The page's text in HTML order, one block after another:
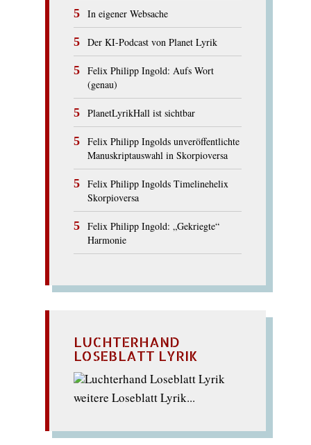
In eigener Websache
Der KI-Podcast von Planet Lyrik
Felix Philipp Ingold: Aufs Wort
(genau)
PlanetLyrikHall ist sichtbar
Felix Philipp Ingolds unveröffentlichte
Manuskriptauswahl in Skorpioversa
Felix Philipp Ingolds Timelinehelix
Skorpioversa
Felix Philipp Ingold: „Gekriegte“
Harmonie
LUCHTERHAND
LOSEBLATT LYRIK
weitere Loseblatt Lyrik...